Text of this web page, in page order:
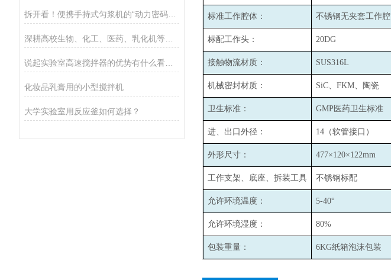
化妆品乳膏用的小型搅拌机
大学实验室用反应釜如何选择？
标准工作腔体： 不锈钢无夹套工作腔
标配工作头： 20DG
接触物流材质： SUS316L
机械密封材质： SiC、FKM、陶瓷
卫生标准： GMP 医药卫生标准
进、出口外径： 14 （软管接口）
外形尺寸： 477×120×122mm
工作支架、底座、拆装工具 不锈钢标配
允许环境温度： 5-40°
允许环境湿度： 80%
包装重量： 6KG纸箱泡沫包装